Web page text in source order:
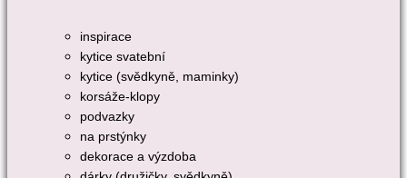
inspirace
kytice svatební
kytice (svědkyně, maminky)
korsáže-klopy
podvazky
na prstýnky
dekorace a výzdoba